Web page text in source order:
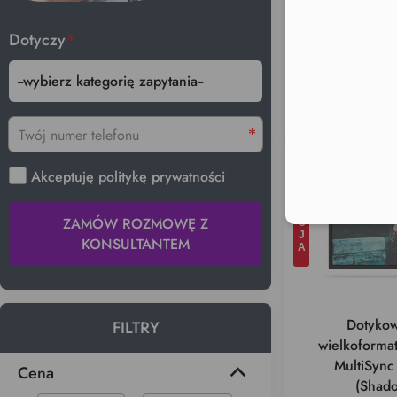
PROMOCJA
Dotyczy
Akceptuję politykę prywatności
ZAMÓW ROZMOWĘ Z
KONSULTANTEM
FILTRY
Cena